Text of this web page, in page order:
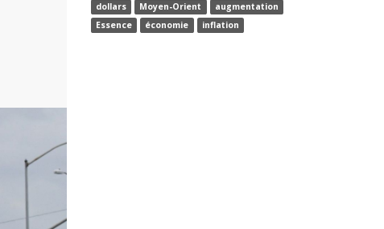
dollars Moyen-Orient
augmentation
Essence
économie inflation